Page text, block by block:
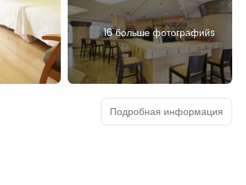
16 больше фотографийs
Подробная информация